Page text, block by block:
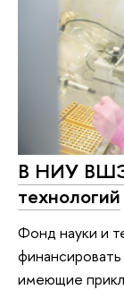
В НИУ ВШЭ
технологий
Фонд науки и
имеющие